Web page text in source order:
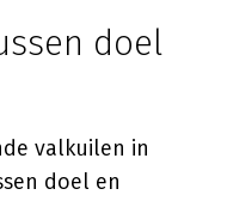
doel
valkuilen in
doel en